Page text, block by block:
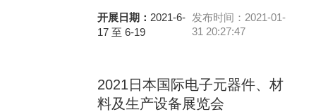
开展日期： 2021-6-
17 至 6-19
发布时间：2021-01-
31 20:27:47
2021日本国际电子元器件、材
料及生产设备展览会